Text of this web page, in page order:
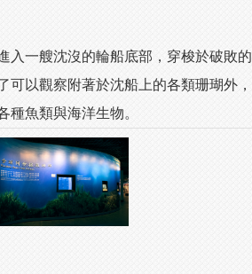
入一艘沈沒的輪船底部，穿梭於破敗的
可以觀察附著於沈船上的各類珊瑚外，
種魚類與海洋生物。